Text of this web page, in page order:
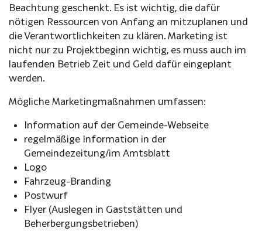
Beachtung geschenkt. Es ist wichtig, die dafür
nötigen Ressourcen von Anfang an mitzuplanen und
die Verantwortlichkeiten zu klären. Marketing ist
nicht nur zu Projektbeginn wichtig, es muss auch im
laufenden Betrieb Zeit und Geld dafür eingeplant
werden.
Mögliche Marketingmaßnahmen umfassen:
Information auf der Gemeinde-Webseite
regelmäßige Information in der
Gemeindezeitung/im Amtsblatt
Logo
Fahrzeug-Branding
Postwurf
Flyer (Auslegen in Gaststätten und
Beherbergungsbetrieben)